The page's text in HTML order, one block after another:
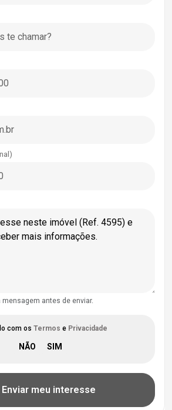
antes de enviar.
com os Termos e Privacidade
Enviar meu interesse